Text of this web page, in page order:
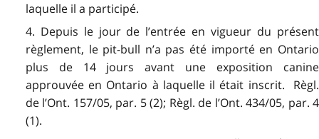
laquelle il a participé.
4. Depuis le jour de l’entrée en vigueur du présent
règlement, le pit-bull n’a pas été importé en Ontario
plus de 14 jours avant une exposition canine
approuvée en Ontario à laquelle il était inscrit. Règl.
de l’Ont. 157/05, par. 5 (2); Règl. de l’Ont. 434/05, par. 4
(1).